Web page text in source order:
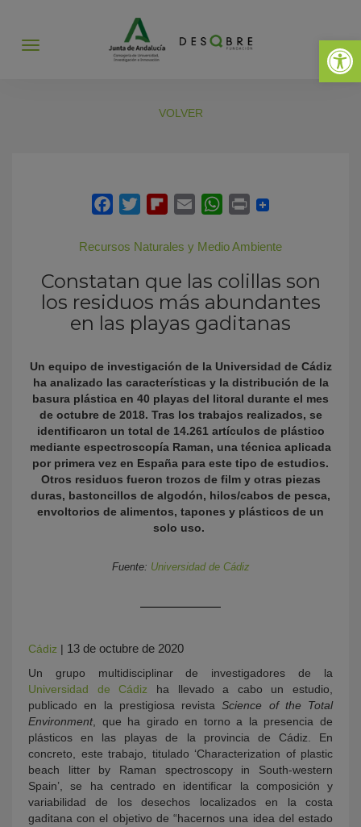
Abrir
Abrir
VOLVER
Recursos Naturales y Medio Ambiente
Constatan que las colillas son
los residuos más abundantes
en las playas gaditanas
Un equipo de investigación de la Universidad de Cádiz
ha analizado las características y la distribución de la
basura plástica en 40 playas del litoral durante el mes
de octubre de 2018. Tras los trabajos realizados, se
identificaron un total de 14.261 artículos de plástico
mediante espectroscopía Raman, una técnica aplicada
por primera vez en España para este tipo de estudios.
Otros residuos fueron trozos de film y otras piezas
duras, bastoncillos de algodón, hilos/cabos de pesca,
envoltorios de alimentos, tapones y plásticos de un
solo uso.
Fuente: Universidad de Cádiz
Cádiz | 13 de octubre de 2020
Un grupo multidisciplinar de investigadores de la
Universidad de Cádiz ha llevado a cabo un estudio,
publicado en la prestigiosa revistaScience of the Total
Environment, que ha girado en torno a la presencia de
plásticos en las playas de la provincia de Cádiz. En
concreto, este trabajo, titulado ‘Characterization of plastic
beach litter by Raman spectroscopy in South-western
Spain’, se ha centrado en identificar la composición y
variabilidad de los desechos localizados en la costa
gaditana con el objetivo de “hacernos una idea del estado